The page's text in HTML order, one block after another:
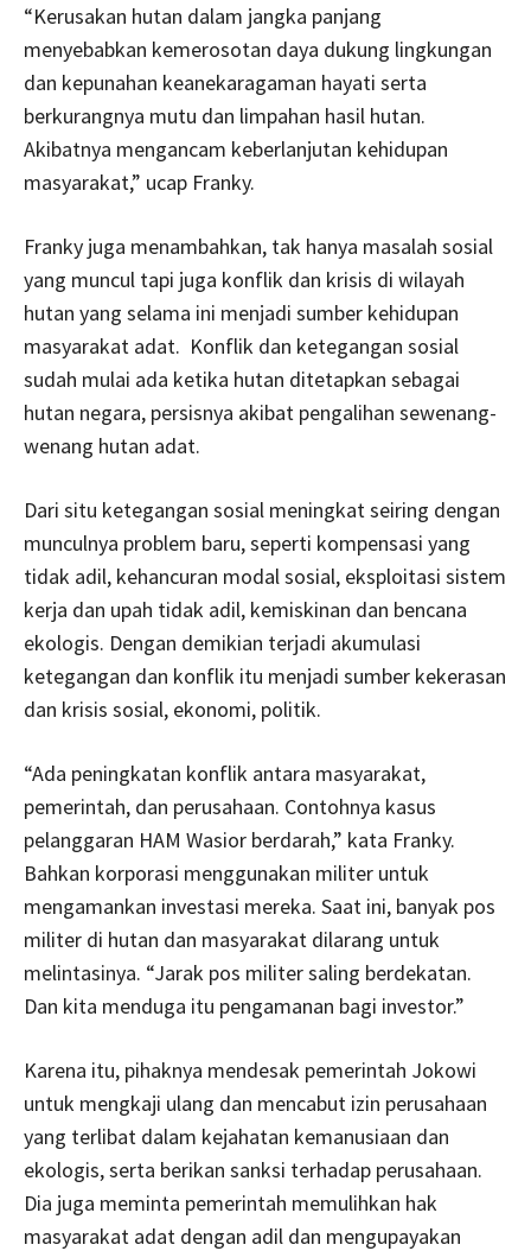
“Kerusakan hutan dalam jangka panjang
menyebabkan kemerosotan daya dukung lingkungan
dan kepunahan keanekaragaman hayati serta
berkurangnya mutu dan limpahan hasil hutan.
Akibatnya mengancam keberlanjutan kehidupan
masyarakat,” ucap Franky.
Franky juga menambahkan, tak hanya masalah sosial
yang muncul tapi juga konflik dan krisis di wilayah
hutan yang selama ini menjadi sumber kehidupan
masyarakat adat. Konflik dan ketegangan sosial
sudah mulai ada ketika hutan ditetapkan sebagai
hutan negara, persisnya akibat pengalihan sewenang-
wenang hutan adat.
Dari situ ketegangan sosial meningkat seiring dengan
munculnya problem baru, seperti kompensasi yang
tidak adil, kehancuran modal sosial, eksploitasi sistem
kerja dan upah tidak adil, kemiskinan dan bencana
ekologis. Dengan demikian terjadi akumulasi
ketegangan dan konflik itu menjadi sumber kekerasan
dan krisis sosial, ekonomi, politik.
“Ada peningkatan konflik antara masyarakat,
pemerintah, dan perusahaan. Contohnya kasus
pelanggaran HAM Wasior berdarah,” kata Franky.
Bahkan korporasi menggunakan militer untuk
mengamankan investasi mereka. Saat ini, banyak pos
militer di hutan dan masyarakat dilarang untuk
melintasinya. “Jarak pos militer saling berdekatan.
Dan kita menduga itu pengamanan bagi investor.”
Karena itu, pihaknya mendesak pemerintah Jokowi
untuk mengkaji ulang dan mencabut izin perusahaan
yang terlibat dalam kejahatan kemanusiaan dan
ekologis, serta berikan sanksi terhadap perusahaan.
Dia juga meminta pemerintah memulihkan hak
masyarakat adat dengan adil dan mengupayakan